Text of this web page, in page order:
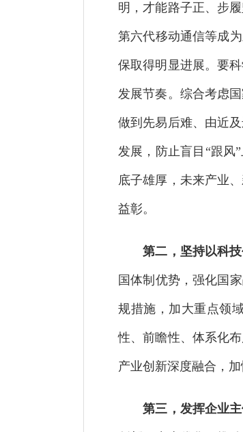
明，才能路子正、步
第六代移动通信等成
保取得明显进展。要
发展节奏。综合考虑
做到先易后难、由近
发展，防止盲目“跟风
底子雄厚，未来产业
益彰。
第二，坚持以科
国体制优势，强化国
规措施，加大重点领
性、前瞻性、体系化
产业创新深度融合，
第三，发挥企业